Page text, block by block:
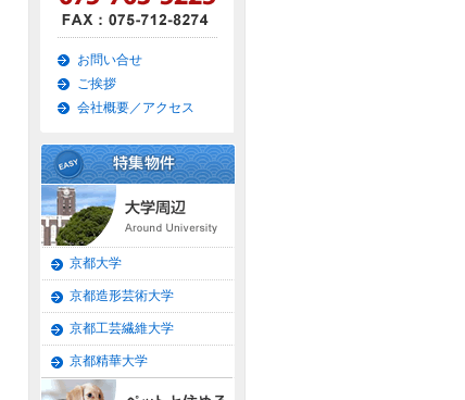
お問い合せ
ご挨拶
会社概要／アクセス
京都大学
京都造形芸術大学
京都工芸繊維大学
京都精華大学